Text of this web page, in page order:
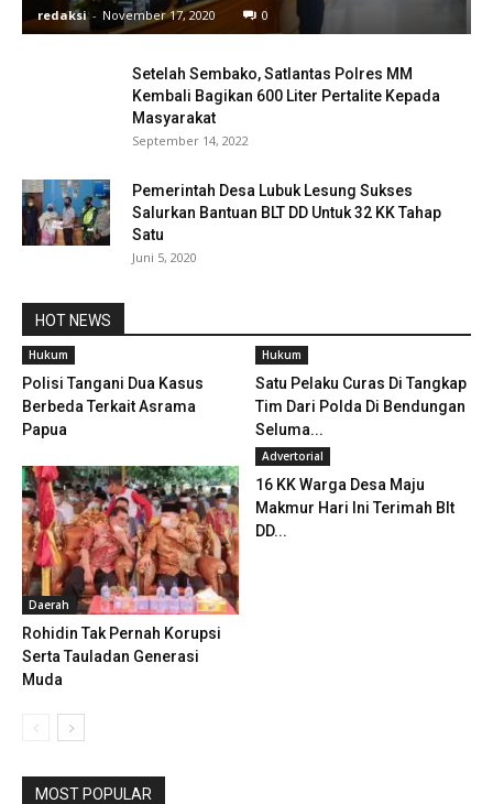
redaksi - November 17, 2020 0
Setelah Sembako, Satlantas Polres MM
Kembali Bagikan 600 Liter Pertalite Kepada
Masyarakat
September 14, 2022
Pemerintah Desa Lubuk Lesung Sukses
Salurkan Bantuan BLT DD Untuk 32 KK Tahap
Satu
Juni 5, 2020
HOT NEWS
Hukum
Polisi Tangani Dua Kasus
Berbeda Terkait Asrama
Papua
Hukum
Satu Pelaku Curas Di Tangkap
Tim Dari Polda Di Bendungan
Seluma...
Daerah
Rohidin Tak Pernah Korupsi
Serta Tauladan Generasi
Muda
Advertorial
16 KK Warga Desa Maju
Makmur Hari Ini Terimah Blt
DD...
MOST POPULAR